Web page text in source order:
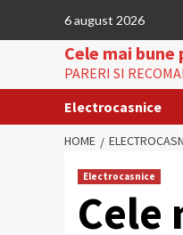
6 august 2026
Cele mai bune
PARERI SI
Electrocasnice
HOME
Electrocasnice
Cele